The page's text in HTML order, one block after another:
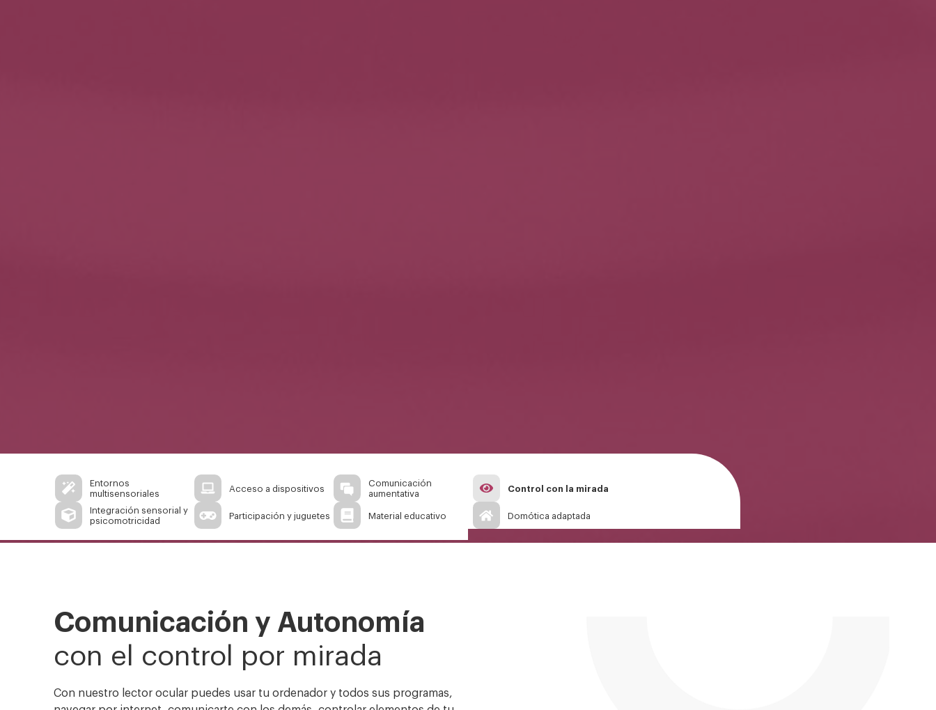
Entornos
multisensoriales
Acceso a dispositivos
Comunicación
aumentativa
Control con la mirada
Integración sensorial y
psicomotricidad
Participación y juguetes Material educativo Domótica adaptada
Comunicación y Autonomía
con el control por mirada
Con nuestro lector ocular puedes usar tu ordenador y todos sus programas,